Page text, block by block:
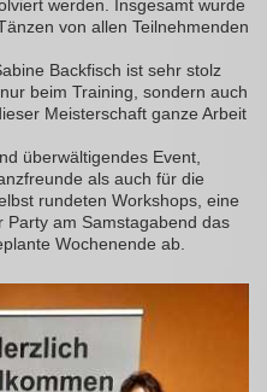
werden. Insgesamt wurde
von allen Teilnehmenden
Backfisch ist sehr stolz
beim Training, sondern auch
Meisterschaft ganze Arbeit
überwältigendes Event,
als auch für die
rundeten Workshops, eine
Party am Samstagabend das
Wochenende ab.